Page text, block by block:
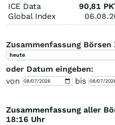
ICE Data
Global Index
90,81
Zusammenfassung
heute
oder Datum eingeben:
von
bis
Zusammenfassung aller
18:16 Uhr